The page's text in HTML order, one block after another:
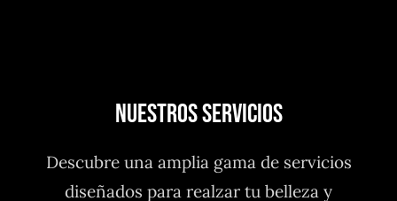
NUESTROS SERVICIOS
Descubre una amplia gama de servicios
diseñados para realzar tu belleza y